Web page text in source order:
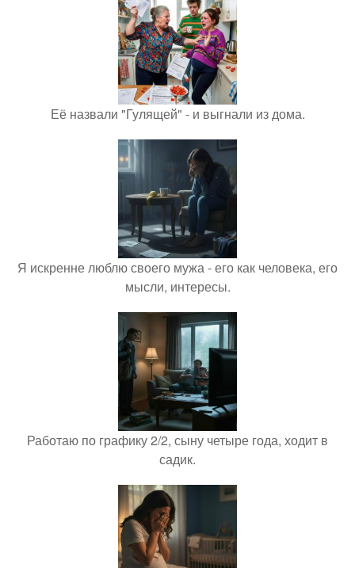
Её назвали "Гулящей" - и выгнали из дома.
Я искренне люблю своего мужа - его как человека, его
мысли, интересы.
Работаю по графику 2/2, сыну четыре года, ходит в
садик.